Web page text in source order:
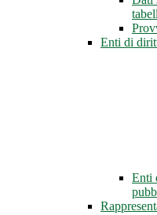
Enti di
Enti